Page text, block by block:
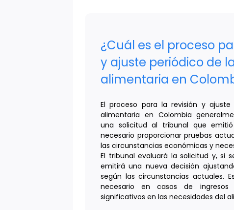
¿Cuál es el proceso
y ajuste periódico de
alimentaria en
El proceso para la revisión y
alimentaria en Colombia
una solicitud al tribunal que
necesario proporcionar pruebas
las circunstancias económicas y
El tribunal evaluará la solicitud y, si
emitirá una nueva decisión
según las circunstancias actuales.
necesario en casos de ingresos
significativos en las necesidades del